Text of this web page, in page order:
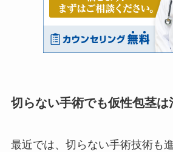
切らない手術でも仮性包茎は
最近では、切らない手術技術も